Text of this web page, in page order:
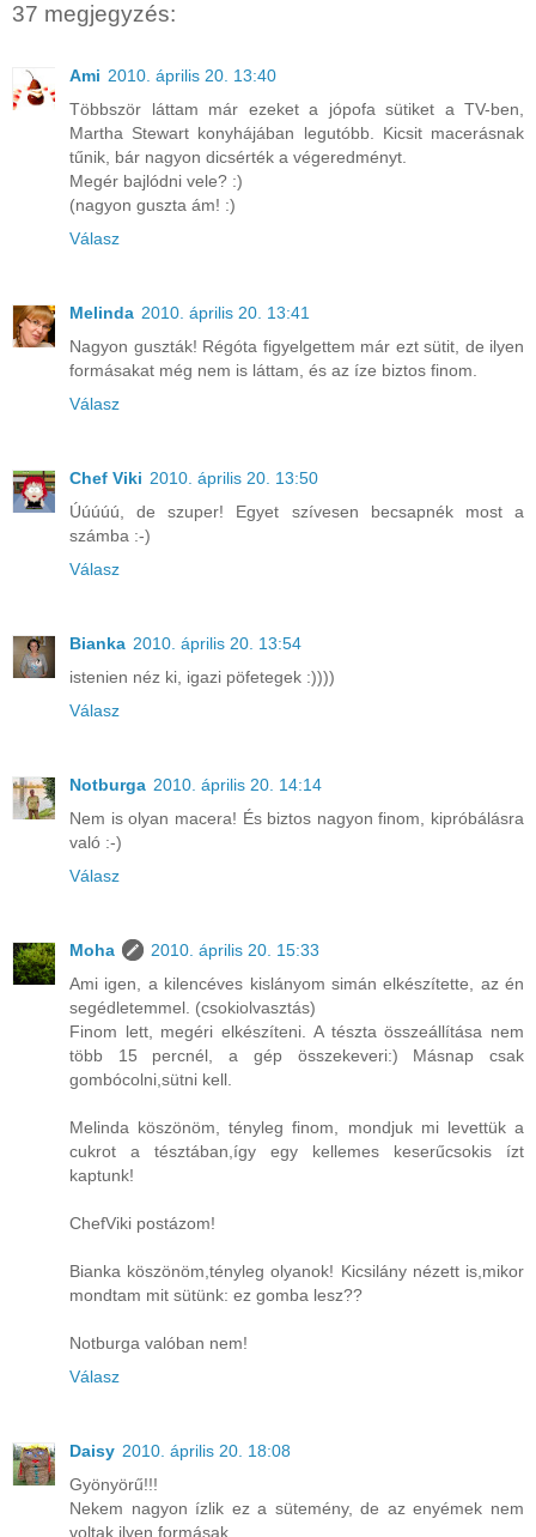
37 megjegyzés:
Ami 2010. április 20. 13:40
Többször láttam már ezeket a jópofa sütiket a TV-ben,
Martha Stewart konyhájában legutóbb. Kicsit macerásnak
tűnik, bár nagyon dicsérték a végeredményt.
Megér bajlódni vele? :)
(nagyon guszta ám! :)
Válasz
Melinda 2010. április 20. 13:41
Nagyon guszták! Régóta figyelgettem már ezt sütit, de ilyen
formásakat még nem is láttam, és az íze biztos finom.
Válasz
Chef Viki 2010. április 20. 13:50
Úúúúú, de szuper! Egyet szívesen becsapnék most a
számba :-)
Válasz
Bianka 2010. április 20. 13:54
istenien néz ki, igazi pöfetegek :))))
Válasz
Notburga 2010. április 20. 14:14
Nem is olyan macera! És biztos nagyon finom, kipróbálásra
való :-)
Válasz
Moha
2010. április 20. 15:33
Ami igen, a kilencéves kislányom simán elkészítette, az én
segédletemmel. (csokiolvasztás)
Finom lett, megéri elkészíteni. A tészta összeállítása nem
több 15 percnél, a gép összekeveri:) Másnap csak
gombócolni,sütni kell.
Melinda köszönöm, tényleg finom, mondjuk mi levettük a
cukrot a tésztában,így egy kellemes keserűcsokis ízt
kaptunk!
ChefViki postázom!
Bianka köszönöm,tényleg olyanok! Kicsilány nézett is,mikor
mondtam mit sütünk: ez gomba lesz??
Notburga valóban nem!
Válasz
Daisy 2010. április 20. 18:08
Gyönyörű!!!
Nekem nagyon ízlik ez a sütemény, de az enyémek nem
voltak ilyen formásak.